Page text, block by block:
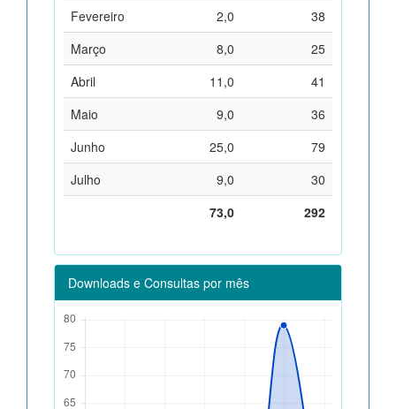
Fevereiro
2,0
38
Março
8,0
25
Abril
11,0
41
Maio
9,0
36
Junho
25,0
79
Julho
9,0
30
73,0
292
Downloads e Consultas por mês